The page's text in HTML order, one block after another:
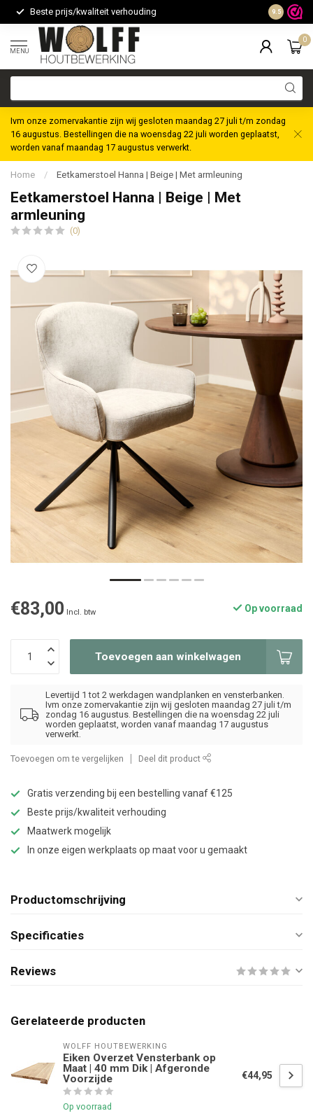
Beste prijs/kwaliteit verhouding Maatwerk
9.5
MENU
0
Ivm onze zomervakantie zijn wij gesloten maandag 27 juli t/m zondag
16 augustus. Bestellingen die na woensdag 22 juli worden geplaatst,
worden vanaf maandag 17 augustus verwerkt.
Home / Eetkamerstoel Hanna | Beige | Met armleuning
Eetkamerstoel Hanna | Beige | Met
armleuning
(0)
€83,00 Incl. btw Op voorraad
Toevoegen aan winkelwagen
Levertijd 1 tot 2 werkdagen wandplanken en vensterbanken.
Ivm onze zomervakantie zijn wij gesloten maandag 27 juli t/m
zondag 16 augustus. Bestellingen die na woensdag 22 juli
worden geplaatst, worden vanaf maandag 17 augustus
verwerkt.
Toevoegen om te vergelijken Deel dit product
Gratis verzending bij een bestelling vanaf €125
Beste prijs/kwaliteit verhouding
Maatwerk mogelijk
In onze eigen werkplaats op maat voor u gemaakt
Productomschrijving
Specificaties
Reviews
Gerelateerde producten
WOLFF HOUTBEWERKING
Eiken Overzet Vensterbank op
Maat | 40 mm Dik | Afgeronde
Voorzijde
Op voorraad
€44,95